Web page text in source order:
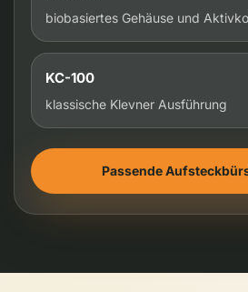
biobasiertes Gehäuse und
KC-100
klassische Klevner Ausführung
Passende